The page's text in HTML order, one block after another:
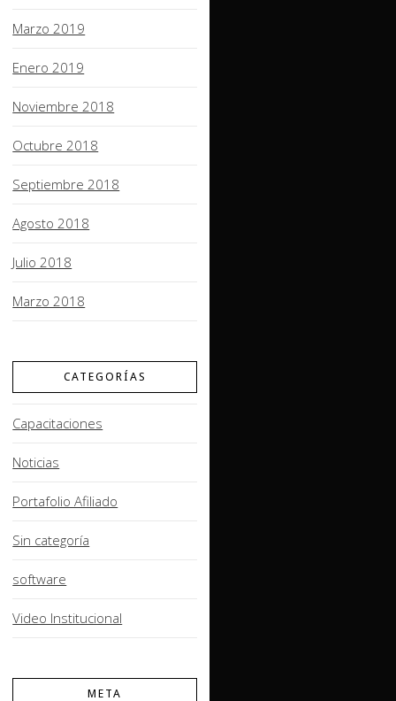
Marzo 2019
Enero 2019
Noviembre 2018
Octubre 2018
Septiembre 2018
Agosto 2018
Julio 2018
Marzo 2018
CATEGORÍAS
Capacitaciones
Noticias
Portafolio Afiliado
Sin categoría
software
Video Institucional
META